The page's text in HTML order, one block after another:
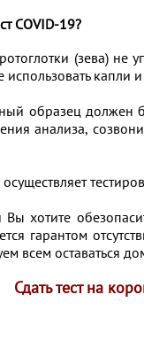
COVID-19?
(зева) не
использовать
образец должен
анализа,
Вы хотите
гарантом
всем оставаться
Сдать тест на